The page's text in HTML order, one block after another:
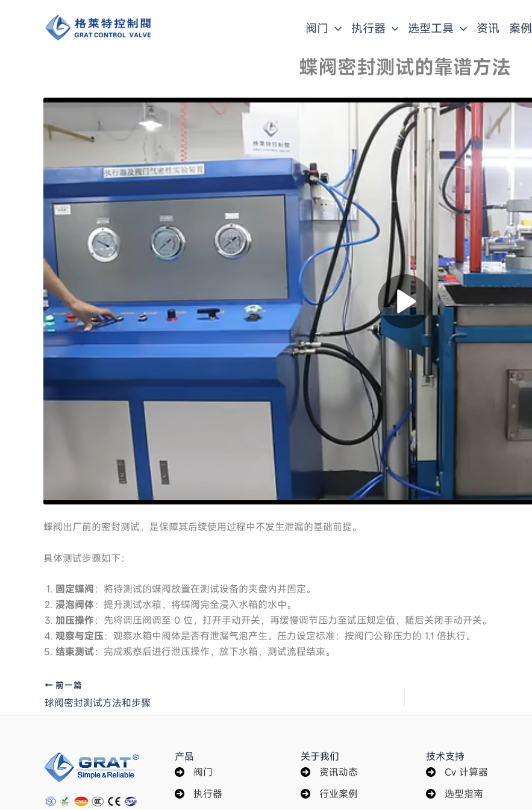
阀门 执行器 选型工具 资讯 案例
蝶阀密封测试的靠谱方法
蝶阀出厂前的密封测试，是保障其后续使用过程中不发生泄漏的基础前提。
具体测试步骤如下：
固定蝶阀：将待测试的蝶阀放置在测试设备的夹盘内并固定。
浸泡阀体：提升测试水箱，将蝶阀完全浸入水箱的水中。
加压操作：先将调压阀调至 0 位，打开手动开关，再缓慢调节压力至试压规定值，随后关闭手动开关。
观察与定压：观察水箱中阀体是否有泄漏气泡产生。压力设定标准：按阀门公称压力的 1.1 倍执行。
结束测试：完成观察后进行泄压操作，放下水箱，测试流程结束。
前一篇
球阀密封测试方法和步骤
产品
阀门
执行器
关于我们
资讯动态
行业案例
技术支持
Cv 计算器
选型指南